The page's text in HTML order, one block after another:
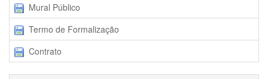
Mural Público
Termo de Formalização
Contrato